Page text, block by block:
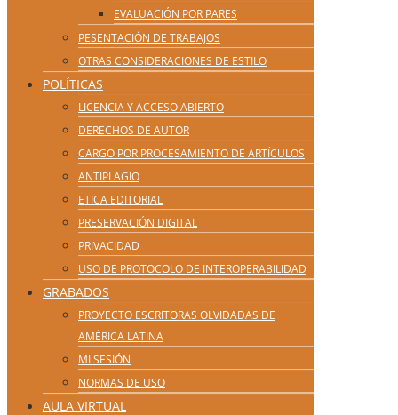
EVALUACIÓN POR PARES
PESENTACIÓN DE TRABAJOS
OTRAS CONSIDERACIONES DE ESTILO
POLÍTICAS
LICENCIA Y ACCESO ABIERTO
DERECHOS DE AUTOR
CARGO POR PROCESAMIENTO DE ARTÍCULOS
ANTIPLAGIO
ETICA EDITORIAL
PRESERVACIÓN DIGITAL
PRIVACIDAD
USO DE PROTOCOLO DE INTEROPERABILIDAD
GRABADOS
PROYECTO ESCRITORAS OLVIDADAS DE
AMÉRICA LATINA
MI SESIÓN
NORMAS DE USO
AULA VIRTUAL